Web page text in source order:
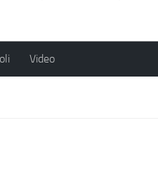
Video